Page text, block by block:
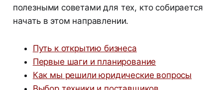
полезными советами для тех, кто собирается
начать в этом направлении.
Путь к открытию бизнеса
Первые шаги и планирование
Как мы решили юридические вопросы